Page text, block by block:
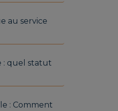
au service
: quel statut
: Comment